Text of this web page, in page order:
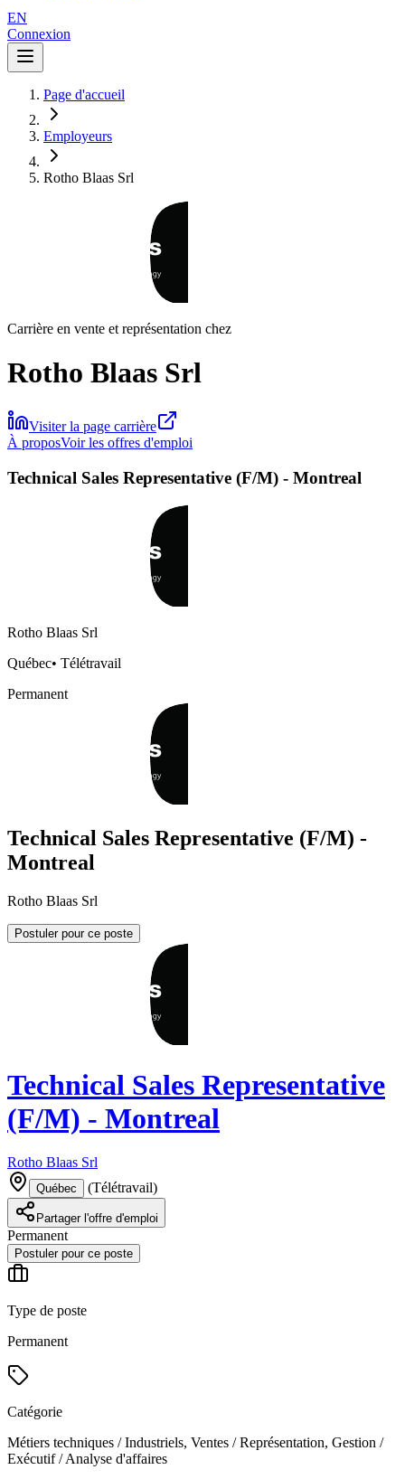
EN
Connexion
Page d'accueil
Employeurs
Rotho Blaas Srl
Carrière en vente et représentation chez
Rotho Blaas Srl
Visiter la page carrière
À proposVoir les offres d'emploi
Technical Sales Representative (F/M) - Montreal
Rotho Blaas Srl
Québec• Télétravail
Permanent
Technical Sales Representative (F/M) -
Montreal
Rotho Blaas Srl
Postuler pour ce poste
Technical Sales Representative
(F/M) - Montreal
Rotho Blaas Srl
Québec (Télétravail)
Partager l'offre d'emploi
Permanent
Postuler pour ce poste
Type de poste
Permanent
Catégorie
Métiers techniques / Industriels, Ventes / Représentation, Gestion /
Exécutif / Analyse d'affaires